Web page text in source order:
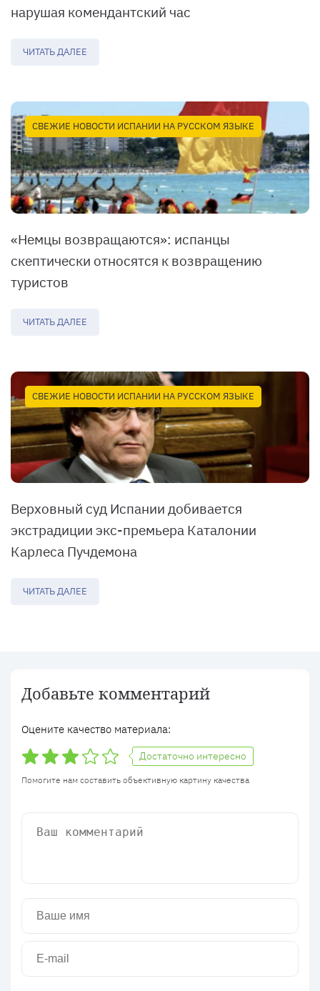
нарушая комендантский час
ЧИТАТЬ ДАЛЕЕ
СВЕЖИЕ НОВОСТИ ИСПАНИИ НА РУССКОМ ЯЗЫКЕ
«Немцы возвращаются»: испанцы
скептически относятся к возвращению
туристов
ЧИТАТЬ ДАЛЕЕ
СВЕЖИЕ НОВОСТИ ИСПАНИИ НА РУССКОМ ЯЗЫКЕ
Верховный суд Испании добивается
экстрадиции экс-премьера Каталонии
Карлеса Пучдемона
ЧИТАТЬ ДАЛЕЕ
Добавьте комментарий
Оцените качество материала:
Достаточно интересно
Помогите нам составить объективную картину качества